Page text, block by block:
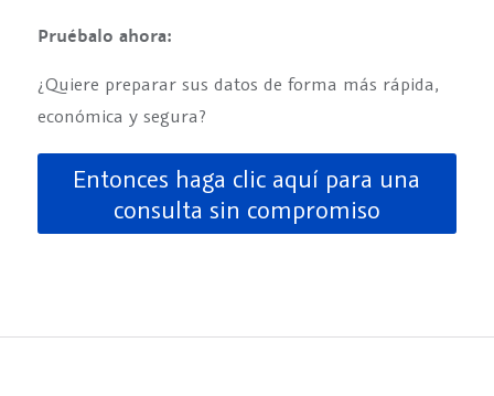
Pruébalo ahora:
¿Quiere preparar sus datos de forma más rápida,
económica y segura?
Entonces haga clic aquí para una
consulta sin compromiso